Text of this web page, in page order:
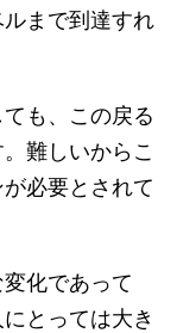
まで到達すれ
も、この戻る
難しいからこ
必要とされて
化であって
とっては大き